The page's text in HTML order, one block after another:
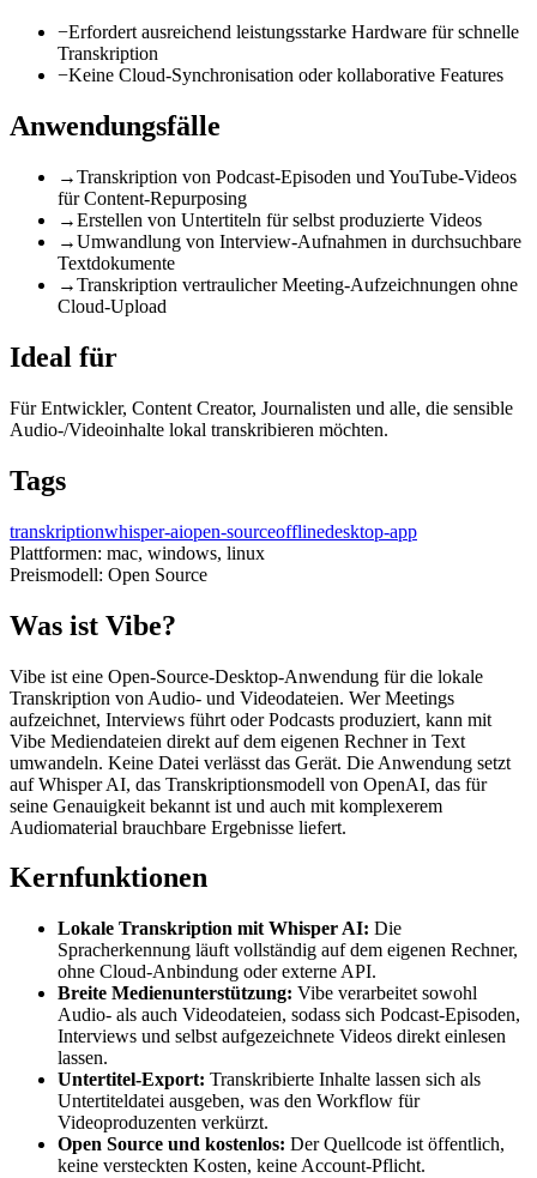
−Erfordert ausreichend leistungsstarke Hardware für schnelle
Transkription
−Keine Cloud-Synchronisation oder kollaborative Features
Anwendungsfälle
→Transkription von Podcast-Episoden und YouTube-Videos
für Content-Repurposing
→Erstellen von Untertiteln für selbst produzierte Videos
→Umwandlung von Interview-Aufnahmen in durchsuchbare
Textdokumente
→Transkription vertraulicher Meeting-Aufzeichnungen ohne
Cloud-Upload
Ideal für
Für Entwickler, Content Creator, Journalisten und alle, die sensible
Audio-/Videoinhalte lokal transkribieren möchten.
Tags
transkriptionwhisper-aiopen-sourceofflinedesktop-app
Plattformen: mac, windows, linux
Preismodell: Open Source
Was ist Vibe?
Vibe ist eine Open-Source-Desktop-Anwendung für die lokale
Transkription von Audio- und Videodateien. Wer Meetings
aufzeichnet, Interviews führt oder Podcasts produziert, kann mit
Vibe Mediendateien direkt auf dem eigenen Rechner in Text
umwandeln. Keine Datei verlässt das Gerät. Die Anwendung setzt
auf Whisper AI, das Transkriptionsmodell von OpenAI, das für
seine Genauigkeit bekannt ist und auch mit komplexerem
Audiomaterial brauchbare Ergebnisse liefert.
Kernfunktionen
Lokale Transkription mit Whisper AI: Die
Spracherkennung läuft vollständig auf dem eigenen Rechner,
ohne Cloud-Anbindung oder externe API.
Breite Medienunterstützung: Vibe verarbeitet sowohl
Audio- als auch Videodateien, sodass sich Podcast-Episoden,
Interviews und selbst aufgezeichnete Videos direkt einlesen
lassen.
Untertitel-Export: Transkribierte Inhalte lassen sich als
Untertiteldatei ausgeben, was den Workflow für
Videoproduzenten verkürzt.
Open Source und kostenlos: Der Quellcode ist öffentlich,
keine versteckten Kosten, keine Account-Pflicht.